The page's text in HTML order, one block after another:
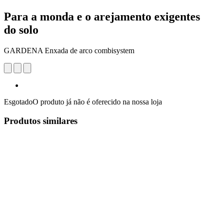
Para a monda e o arejamento exigentes
do solo
GARDENA Enxada de arco combisystem
EsgotadoO produto já não é oferecido na nossa loja
Produtos similares